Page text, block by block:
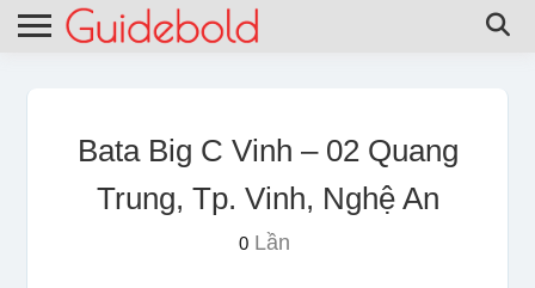
Bata Big C Vinh – 02 Quang
Trung, Tp. Vinh, Nghệ An
0Lần